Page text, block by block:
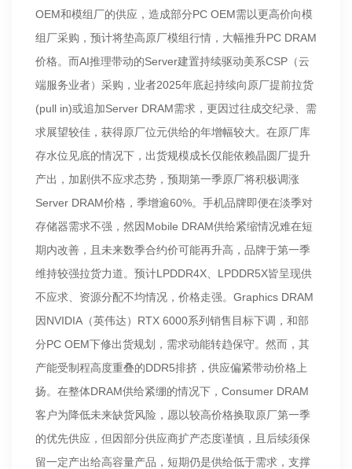
OEM和模组厂的供应，造成部分PC OEM需以更高价向模
组厂采购，预计将垫高原厂模组行情，大幅推升PC DRAM
价格。而AI推理带动的Server建置持续驱动美系CSP（云
端服务业者）采购，业者2025年底起持续向原厂提前拉货
(pull in)或追加Server DRAM需求，更因过往成交纪录、需
求展望较佳，获得原厂位元供给的年增幅较大。在原厂库
存水位见底的情况下，出货规模成长仅能依赖晶圆厂提升
产出，加剧供不应求态势，预期第一季原厂将积极调涨
Server DRAM价格，季增逾60%。手机品牌即便在淡季对
存储器需求不强，然因Mobile DRAM供给紧缩情况难在短
期内改善，且未来数季合约价可能再升高，品牌于第一季
维持较强拉货力道。预计LPDDR4X、LPDDR5X皆呈现供
不应求、资源分配不均情况，价格走强。Graphics DRAM
因NVIDIA（英伟达）RTX 6000系列销售目标下调，和部
分PC OEM下修出货规划，需求动能转趋保守。然而，其
产能受制程高度重叠的DDR5排挤，供应偏紧带动价格上
扬。在整体DRAM供给紧绷的情况下，Consumer DRAM
客户为降低未来缺货风险，愿以较高价格换取原厂第一季
的优先供应，但因部分供应商扩产态度谨慎，且后续须保
留一定产出给高容量产品，短期仍是供给低于需求，支撑